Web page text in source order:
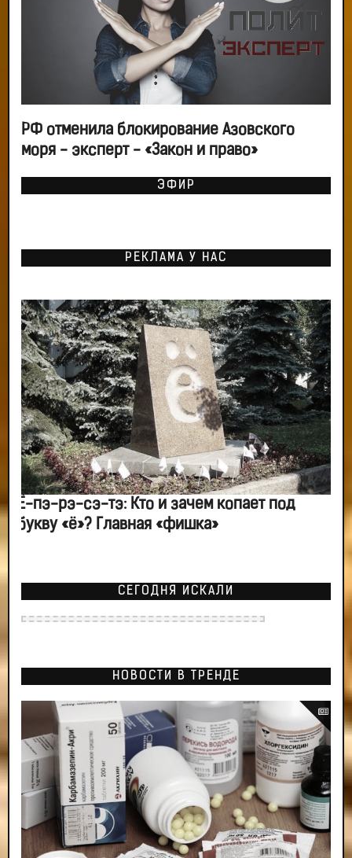
РФ отменила блокирование Азовского
моря - эксперт - «Закон и право»
ЭФИР
РЕКЛАМА У НАС
Ё-пэ-рэ-сэ-тэ: Кто и зачем копает под
букву «ё»? Главная «фишка»
СЕГОДНЯ ИСКАЛИ
НОВОСТИ В ТРЕНДЕ